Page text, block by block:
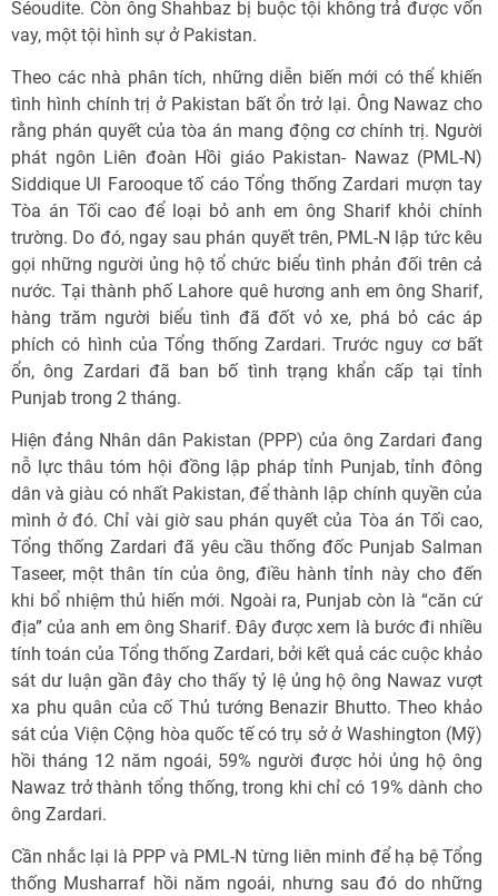
Séoudite. Còn ông Shahbaz bị buộc tội không trả được vốn
vay, một tội hình sự ở Pakistan.
Theo các nhà phân tích, những diễn biến mới có thể khiến
tình hình chính trị ở Pakistan bất ổn trở lại. Ông Nawaz cho
rằng phán quyết của tòa án mang động cơ chính trị. Người
phát ngôn Liên đoàn Hồi giáo Pakistan- Nawaz (PML-N)
Siddique Ul Farooque tố cáo Tổng thống Zardari mượn tay
Tòa án Tối cao để loại bỏ anh em ông Sharif khỏi chính
trường. Do đó, ngay sau phán quyết trên, PML-N lập tức kêu
gọi những người ủng hộ tổ chức biểu tình phản đối trên cả
nước. Tại thành phố Lahore quê hương anh em ông Sharif,
hàng trăm người biểu tình đã đốt vỏ xe, phá bỏ các áp
phích có hình của Tổng thống Zardari. Trước nguy cơ bất
ổn, ông Zardari đã ban bố tình trạng khẩn cấp tại tỉnh
Punjab trong 2 tháng.
Hiện đảng Nhân dân Pakistan (PPP) của ông Zardari đang
nỗ lực thâu tóm hội đồng lập pháp tỉnh Punjab, tỉnh đông
dân và giàu có nhất Pakistan, để thành lập chính quyền của
mình ở đó. Chỉ vài giờ sau phán quyết của Tòa án Tối cao,
Tổng thống Zardari đã yêu cầu thống đốc Punjab Salman
Taseer, một thân tín của ông, điều hành tỉnh này cho đến
khi bổ nhiệm thủ hiến mới. Ngoài ra, Punjab còn là “căn cứ
địa” của anh em ông Sharif. Đây được xem là bước đi nhiều
tính toán của Tổng thống Zardari, bởi kết quả các cuộc khảo
sát dư luận gần đây cho thấy tỷ lệ ủng hộ ông Nawaz vượt
xa phu quân của cố Thủ tướng Benazir Bhutto. Theo khảo
sát của Viện Cộng hòa quốc tế có trụ sở ở Washington (Mỹ)
hồi tháng 12 năm ngoái, 59% người được hỏi ủng hộ ông
Nawaz trở thành tổng thống, trong khi chỉ có 19% dành cho
ông Zardari.
Cần nhắc lại là PPP và PML-N từng liên minh để hạ bệ Tổng
thống Musharraf hồi năm ngoái, nhưng sau đó do những